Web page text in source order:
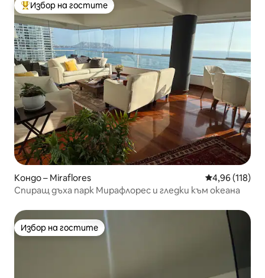
Най-популярен избор на гостите
Избор на гостите
Кондо – Miraflores Средна
4,96 (118)
Спиращ дъха парк Мирафлорес и гледки към океана
Избор на гостите
Избор на гостите